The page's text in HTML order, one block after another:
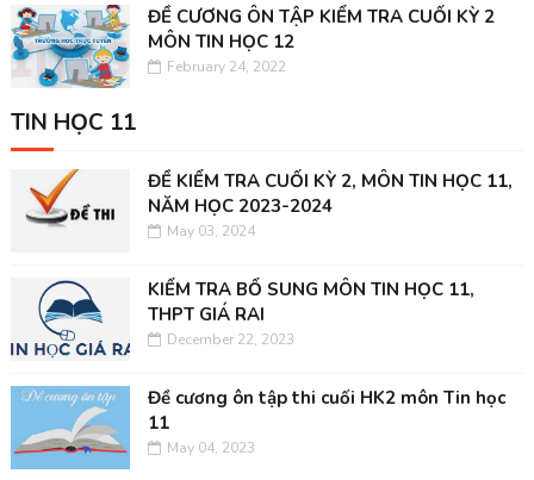
ĐỀ CƯƠNG ÔN TẬP KIỂM TRA CUỐI KỲ 2
MÔN TIN HỌC 12
February 24, 2022
TIN HỌC 11
ĐỀ KIỂM TRA CUỐI KỲ 2, MÔN TIN HỌC 11,
NĂM HỌC 2023-2024
May 03, 2024
KIỂM TRA BỔ SUNG MÔN TIN HỌC 11,
THPT GIÁ RAI
December 22, 2023
Đề cương ôn tập thi cuối HK2 môn Tin học
11
May 04, 2023